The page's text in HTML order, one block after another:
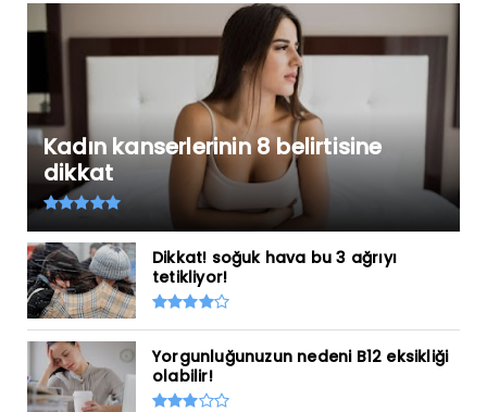
Kadın kanserlerinin 8 belirtisine
dikkat
Dikkat! soğuk hava bu 3 ağrıyı
tetikliyor!
Yorgunluğunuzun nedeni B12 eksikliği
olabilir!